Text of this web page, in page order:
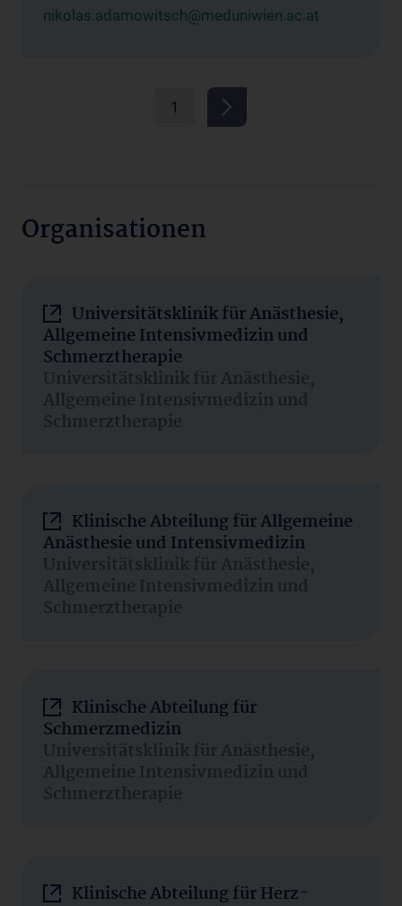
nikolas.adamowitsch@meduniwien.ac.at
1
Organisationen
Universitätsklinik für Anästhesie,
Allgemeine Intensivmedizin und
Schmerztherapie
Universitätsklinik für Anästhesie,
Allgemeine Intensivmedizin und
Schmerztherapie
Klinische Abteilung für Allgemeine
Anästhesie und Intensivmedizin
Universitätsklinik für Anästhesie,
Allgemeine Intensivmedizin und
Schmerztherapie
Klinische Abteilung für
Schmerzmedizin
Universitätsklinik für Anästhesie,
Allgemeine Intensivmedizin und
Schmerztherapie
Klinische Abteilung für Herz-